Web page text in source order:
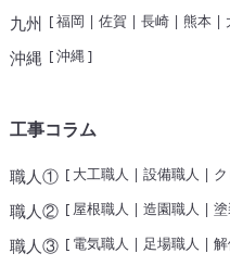
九州 [福岡 | 佐賀 | 長崎| 熊本|
沖縄 [沖縄]
工事コラム
職人①[ 大工職人 | 設備職人 |
職人②[ 屋根職人 | 造園職人 |
職人③[ 電気職人 | 足場職人 |